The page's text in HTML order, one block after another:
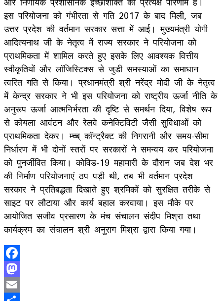
इस परियोजना को गंभीरता से गति 2017 के बाद मिली, जब
उत्तर प्रदेश की वर्तमान सरकार सत्ता में आई। मुख्यमंत्री योगी
आदित्यनाथ जी के नेतृत्व में राज्य सरकार ने परियोजना को
प्राथमिकता में शामिल करते हुए इसके लिए आवश्यक वित्तीय
स्वीकृतियों और लॉजिस्टिक्स से जुडी समस्याओं का समाधान
त्वरित गति से किया। प्रधानमंत्री श्री नरेंद्र मोदी जी के नेतृत्व
में केन्द्र सरकार ने भी इस परियोजना को राष्ट्रीय ऊर्जा नीति के
अनुरूप ऊर्जा आत्मनिर्भरता की दृष्टि से समर्थन दिया, विशेष रूप
से कोयला आवंटन और रेलवे कनेक्टिविटी जैसी सुविधाओं को
प्राथमिकता देकर। म्च्ब् कॉन्ट्रैक्ट की निगरानी और समय-सीमा
निर्धारण में भी दोनों स्तरों पर सरकारों ने समन्वय कर परियोजना
को पुनर्जीवित किया। कोविड-19 महामारी के दौरान जब देश भर
की निर्माण परियोजनाएं ठप पड़ी थी, तब भी वर्तमान प्रदेश
सरकार ने प्रतिबद्धता दिखाते हुए श्रमिकों को सुरक्षित तरीके से
साइट पर लौटाया और कार्य बहाल करवाया। इस मौके पर
आयोजित सजीव प्रसारण के मंच संचालन संदीप मिश्रा तथा
कार्यक्रम का संचालन श्री अनुराग मिश्रा द्वारा किया गया।
Facebook
Mastodon